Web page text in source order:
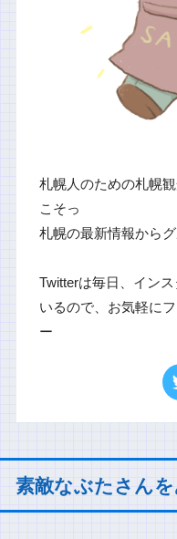
札幌人のための札幌
こそっ
札幌の最新情報から
Twitterは毎日、イン
いるので、お気軽に
ー
素敵なぶたさん